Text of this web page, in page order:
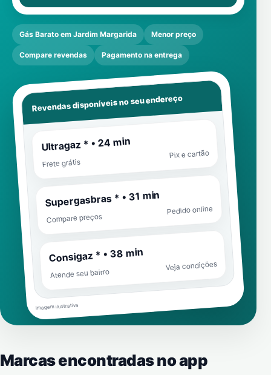
Gás Barato em Jardim Margarida Menor preço
Compare revendas Pagamento na entrega
Revendas disponíveis no seu endereço
Ultragaz * • 24 min
Frete grátis
Pix e cartão
Supergasbras * • 31 min
Compare preços
Pedido online
Consigaz * • 38 min
Atende seu bairro
Veja condições
Imagem ilustrativa
Marcas encontradas no app